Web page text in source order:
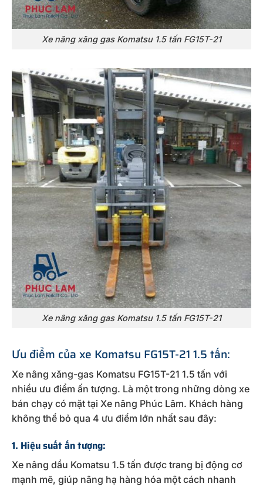
Xe nâng xăng gas Komatsu 1.5 tấn FG15T-21
Xe nâng xăng gas Komatsu 1.5 tấn FG15T-21
Ưu điểm của xe Komatsu FG15T-21 1.5 tấn:
Xe nâng xăng-gas Komatsu FG15T-21 1.5 tấn với
nhiều ưu điểm ấn tượng. Là một trong những dòng xe
bán chạy có mặt tại Xe nâng Phúc Lâm. Khách hàng
không thể bỏ qua 4 ưu điểm lớn nhất sau đây:
1. Hiệu suất ấn tượng:
Xe nâng dầu Komatsu 1.5 tấn được trang bị động cơ
mạnh mẽ, giúp nâng hạ hàng hóa một cách nhanh